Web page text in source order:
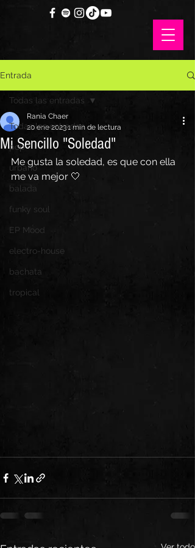
Entrada
Todas las entradas
pop
urbano
balada
funky soul
EP Mood
electro-house
bachata
tropical
Todas las entradas
Mi Sencillo "Soledad"
Rania Chaer
20 ene 20231 min de lectura
Me gusta la soledad, es que con ella
me va mejor 🤍